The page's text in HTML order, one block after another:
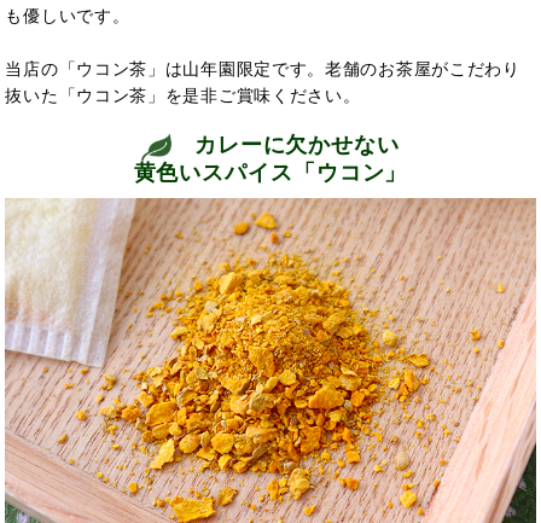
も優しいです。
当店の「ウコン茶」は山年園限定です。老舗のお茶屋がこだわり
抜いた「ウコン茶」を是非ご賞味ください。
カレーに欠かせない
黄色いスパイス「ウコン」